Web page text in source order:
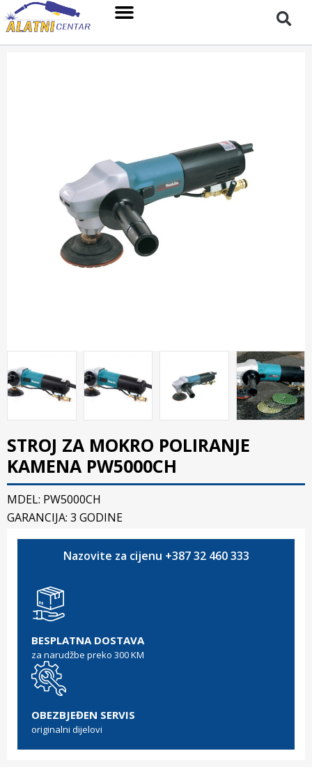
STROJ ZA MOKRO POLIRANJE
KAMENA PW5000CH
MDEL: PW5000CH
GARANCIJA: 3 GODINE
Nazovite za cijenu +387 32 460 333
BESPLATNA DOSTAVA
za narudžbe preko 300 KM
OBEZBJEĐEN SERVIS
originalni dijelovi